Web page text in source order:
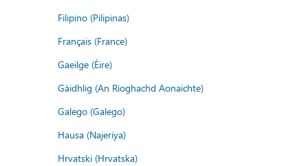
Filipino (Pilipinas)
Français (France)
Gaeilge (Éire)
Gàidhlig (An Rìoghachd Aonaichte)
Galego (Galego)
Hausa (Najeriya)
Hrvatski (Hrvatska)